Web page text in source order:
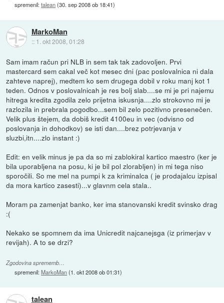
spremenil:talean(30. sep 2008 ob 18:41)
MarkoMan
:: 1. okt 2008, 01:28
Sam imam račun pri NLB in sem tak tak zadovoljen. Prvi
mastercard sem cakal več kot mesec dni (pac poslovalnica ni dala
zahteve naprej), medtem ko sem drugega dobil v roku manj kot 1
teden. Odnos v poslovalnicah je res bolj slab....se mi je pri najemu
hitrega kredita zgodila zelo prijetna iskusnja....zlo strokovno mi je
razlozila in prebrala pogodbo...sem bil zelo pozitivno presenečen.
Velik plus štejem, da dobiš kredit 4100eu in vec (odvisno od
poslovanja in dohodkov) se isti dan....brez potrjevanja v
sluzbi,itn....zlo instant :)
Edit: en velik minus je pa da so mi zablokiral kartico maestro (ker je
bila uporabljena na posu, ki je bil pol zlorabljen) in mi tega niso
sporočili. So me mel na pumpi k za kriminalca ( je prodajalcu izpisal
da mora kartico zasesti)...v glavnm cela stala..
Moram pa zamenjat banko, ker ima stanovanski kredit svinsko drag
:(
Nekako se spomnem da ima Unicredit najcanejsga (iz primerjav v
revijah). A to se drzi?
Zgodovina sprememb…
spremenil:MarkoMan(1. okt 2008 ob 01:31)
talean